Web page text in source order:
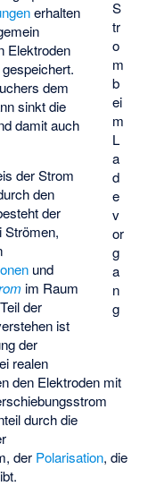
S
tr
o
m
b
ei
m
L
a
d
e
v
or
g
a
n
g
erhalten
Elektroden
dem
sinkt die
damit auch
der Strom
den
der
Strömen,
und
im Raum
der
ist
der
realen
den Elektroden mit
durch die
der Polarisation, die